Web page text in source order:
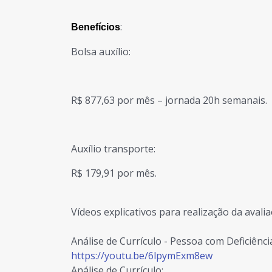
Benefícios:
Bolsa auxílio:
R$ 877,63 por mês – jornada 20h semanais.
Auxílio transporte:
R$ 179,91 por mês.
Vídeos explicativos para realização da
Análise de Currículo - Pessoa com
https://youtu.be/6lpymExm8ew